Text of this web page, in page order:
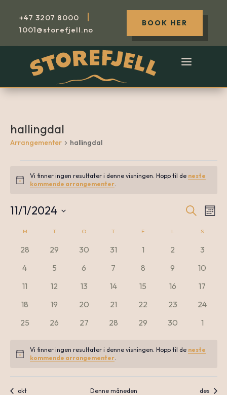
+47 3207 8000 |
1001@storefjell.no
BOOK HER
hallingdal
Arrangementer hallingdal
Arrangementer
Notice
Vi finner ingen resultater i denne visningen. Hopp til de neste
kommende arrangementer.
Søk
11/1/2024
Kalender
for
Arrangementer
M TTIRSDAG O T F LLØRDAG S
0
28
0
29
0
30
0
31
01
0
2
0
3
0
4
0
5
0
6
0
7
0
8
0
9
0
10
0
11
0
12
0
13
0
14
0
15
0
16
0
17
0
18
0
19
0
20
0
21
0
22
0
23
0
24
0
25
0
26
0
27
0
28
0
29
0
30
01
Notice
Vi finner ingen resultater i denne visningen. Hopp til de neste
kommende arrangementer.
okt Denne måneden des